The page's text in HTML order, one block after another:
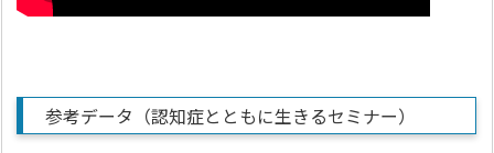
参考データ（認知症とともに生きるセミナー）